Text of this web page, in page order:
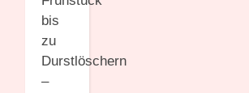
bis
zu
Durstlöschern
–